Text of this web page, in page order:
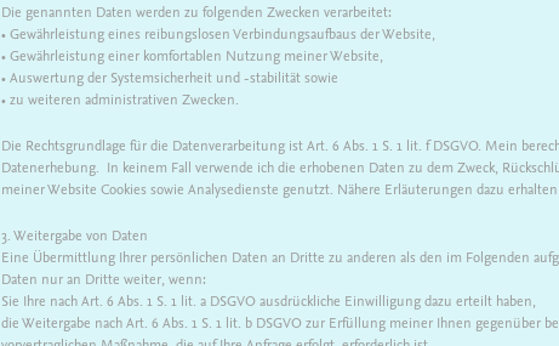
Die genannten Daten werden zu folgenden Zwecken verarbeitet:
• Gewährleistung eines reibungslosen Verbindungsaufbaus der Website,
• Gewährleistung einer komfortablen Nutzung meiner Website,
• Auswertung der Systemsicherheit und -stabilität sowie
• zu weiteren administrativen Zwecken.
Die Rechtsgrundlage für die Datenverarbeitung ist Art. 6 Abs. 1 S. 1 lit. f DSGVO. Mein
Datenerhebung. In keinem Fall verwende ich die erhobenen Daten zu dem Zweck,
meiner Website Cookies sowie Analysedienste genutzt. Nähere Erläuterungen dazu
3. Weitergabe von Daten
Eine Übermittlung Ihrer persönlichen Daten an Dritte zu anderen als den im Folgenden
Daten nur an Dritte weiter, wenn:
Sie Ihre nach Art. 6 Abs. 1 S. 1 lit. a DSGVO ausdrückliche Einwilligung dazu erteilt haben,
die Weitergabe nach Art. 6 Abs. 1 S. 1 lit. b DSGVO zur Erfüllung meiner Ihnen gegenüber